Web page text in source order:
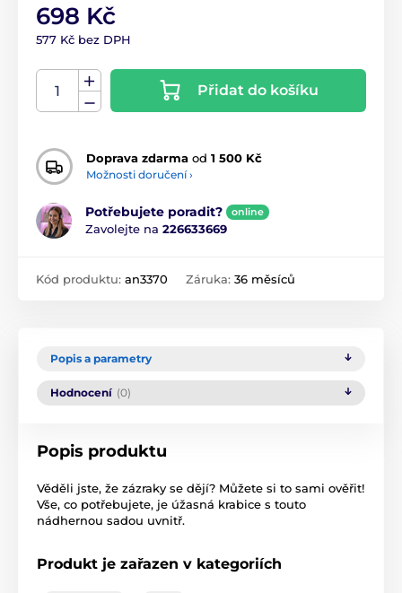
698 Kč
577 Kč bez DPH
Přidat do košíku
Doprava zdarma od 1 500 Kč
Možnosti doručení ›
Potřebujete poradit? online
Zavolejte na 226633669
Kód produktu: an3370 Záruka: 36 měsíců
Popis a parametry
Hodnocení (0)
Popis produktu
Věděli jste, že zázraky se dějí? Můžete si to sami ověřit!
Vše, co potřebujete, je úžasná krabice s touto
nádhernou sadou uvnitř.
Produkt je zařazen v kategoriích